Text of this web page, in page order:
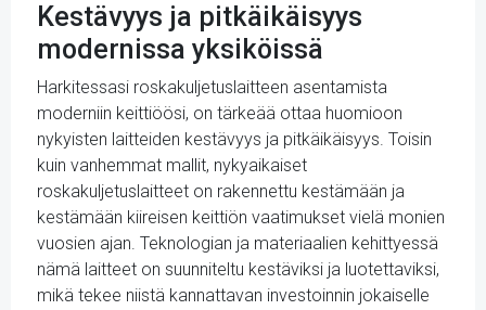
Kestävyys ja pitkäikäisyys
modernissa yksiköissä
Harkitessasi roskakuljetuslaitteen asentamista
moderniin keittiöösi, on tärkeää ottaa huomioon
nykyisten laitteiden kestävyys ja pitkäikäisyys. Toisin
kuin vanhemmat mallit, nykyaikaiset
roskakuljetuslaitteet on rakennettu kestämään ja
kestämään kiireisen keittiön vaatimukset vielä monien
vuosien ajan. Teknologian ja materiaalien kehittyessä
nämä laitteet on suunniteltu kestäviksi ja luotettaviksi,
mikä tekee niistä kannattavan investoinnin jokaiselle